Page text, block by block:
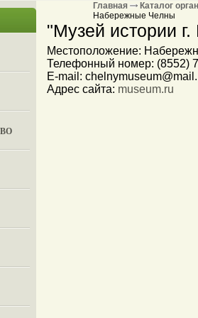
Главная
Каталог
Набережные Челны
"Музей истории
Местоположение:
Телефонный номер: (8552)
E-mail:
Адрес сайта: museum.ru